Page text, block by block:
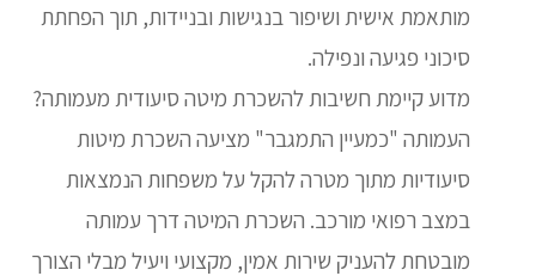
מותאמת אישית ושיפור בנגישות ובניידות, תוך הפחתת
סיכוני פגיעה ונפילה.
מדוע קיימת חשיבות להשכרת מיטה סיעודית מעמותה?
העמותה "כמעיין התמגבר" מציעה השכרת מיטות
סיעודיות מתוך מטרה להקל על משפחות הנמצאות
במצב רפואי מורכב. השכרת המיטה דרך עמותה
מובטחת להעניק שירות אמין, מקצועי ויעיל מבלי הצורך